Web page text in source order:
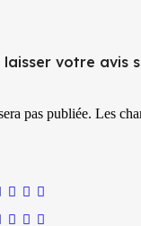
votre avis
pas publiée. Les